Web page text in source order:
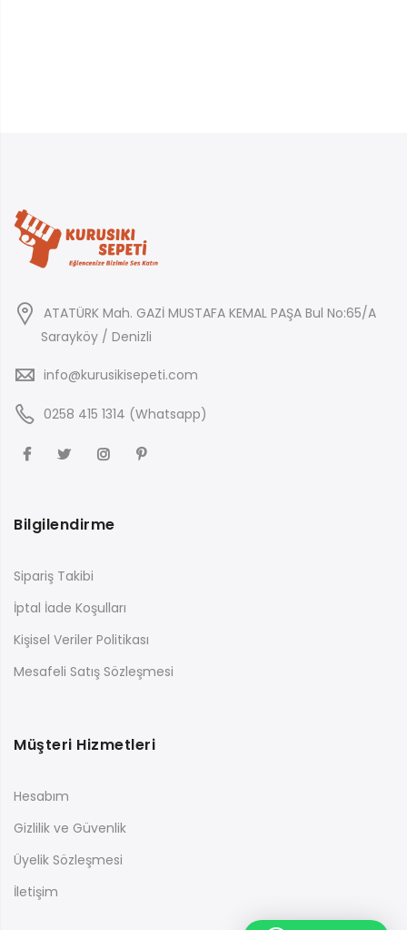
ATATÜRK Mah. GAZİ MUSTAFA KEMAL PAŞA Bul No:65/A
Sarayköy / Denizli
info@kurusikisepeti.com
0258 415 1314 (Whatsapp)
Bilgilendirme
Sipariş Takibi
İptal İade Koşulları
Kişisel Veriler Politikası
Mesafeli Satış Sözleşmesi
Müşteri Hizmetleri
Hesabım
Gizlilik ve Güvenlik
Üyelik Sözleşmesi
İletişim